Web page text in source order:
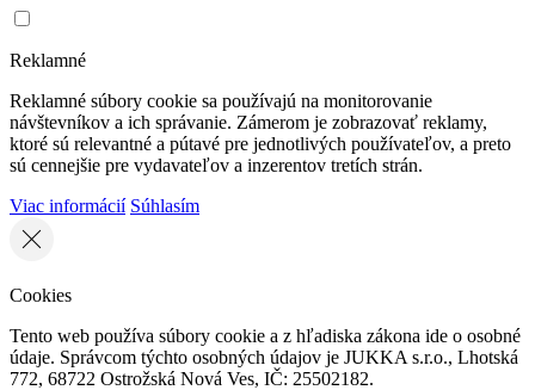
Reklamné
Reklamné súbory cookie sa používajú na monitorovanie
návštevníkov a ich správanie. Zámerom je zobrazovať reklamy,
ktoré sú relevantné a pútavé pre jednotlivých používateľov, a preto
sú cennejšie pre vydavateľov a inzerentov tretích strán.
Viac informácií Súhlasím
Cookies
Tento web používa súbory cookie a z hľadiska zákona ide o osobné
údaje. Správcom týchto osobných údajov je JUKKA s.r.o., Lhotská
772, 68722 Ostrožská Nová Ves, IČ: 25502182.